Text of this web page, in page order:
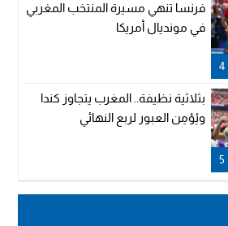
4
فرنسا تنهي مسيرة المنتخب المغربي
في مونديال أمريكا
5
بثلاثية نظيفة.. المغرب يتجاوز كندا
ويُؤمِن العبور لربع النهائي